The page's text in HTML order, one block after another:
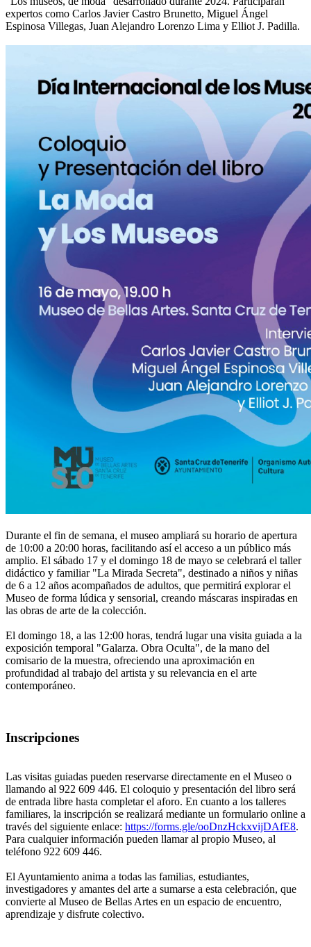
expertos como Carlos Javier Castro Brunetto, Miguel Ángel
Espinosa Villegas, Juan Alejandro Lorenzo Lima y Elliot J. Padilla.
Durante el fin de semana, el museo ampliará su horario de apertura
de 10:00 a 20:00 horas, facilitando así el acceso a un público más
amplio. El sábado 17 y el domingo 18 de mayo se celebrará el taller
didáctico y familiar "La Mirada Secreta", destinado a niños y niñas
de 6 a 12 años acompañados de adultos, que permitirá explorar el
Museo de forma lúdica y sensorial, creando máscaras inspiradas en
las obras de arte de la colección.
El domingo 18, a las 12:00 horas, tendrá lugar una visita guiada a la
exposición temporal "Galarza. Obra Oculta", de la mano del
comisario de la muestra, ofreciendo una aproximación en
profundidad al trabajo del artista y su relevancia en el arte
contemporáneo.
Inscripciones
Las visitas guiadas pueden reservarse directamente en el Museo o
llamando al 922 609 446. El coloquio y presentación del libro será
de entrada libre hasta completar el aforo. En cuanto a los talleres
familiares, la inscripción se realizará mediante un formulario online a
través del siguiente enlace: https://forms.gle/ooDnzHckxvijDAfE8.
Para cualquier información pueden llamar al propio Museo, al
teléfono 922 609 446.
El Ayuntamiento anima a todas las familias, estudiantes,
investigadores y amantes del arte a sumarse a esta celebración, que
convierte al Museo de Bellas Artes en un espacio de encuentro,
aprendizaje y disfrute colectivo.